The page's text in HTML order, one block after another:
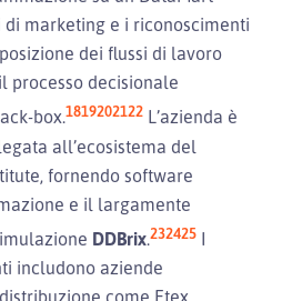
marketing e i riconoscimenti
dei flussi di lavoro
processo decisionale
box.1819202122 L’azienda è
all’ecosistema del
fornendo software
e il largamente
DDBrix.232425 I
includono aziende
come Etex,